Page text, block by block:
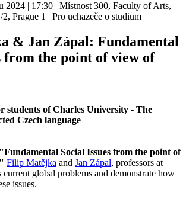
2024 | 17:30 | Místnost 300, Faculty of Arts,
Prague 1 | Pro uchazeče o studium
& Jan Zápal: Fundamental
from the point of view of
students of Charles University - The
Czech language
"Fundamental Social Issues from the point of
Filip Matějka and Jan Zápal, professors at
global problems and demonstrate how
issues.